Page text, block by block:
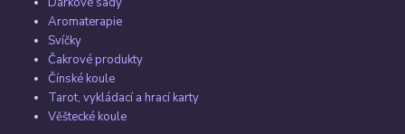
Aromaterapie
Svíčky
Čakrové produkty
Čínské koule
Tarot, vykládací a hrací karty
Věštecké koule